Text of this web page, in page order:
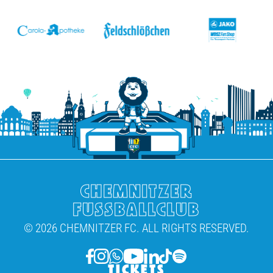
CHEMNITZER
FUSSBALLCLUB
© 2026 CHEMNITZER FC. ALL RIGHTS RESERVED.